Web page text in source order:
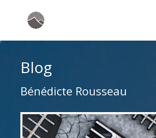
Blog
Bénédicte Rousseau